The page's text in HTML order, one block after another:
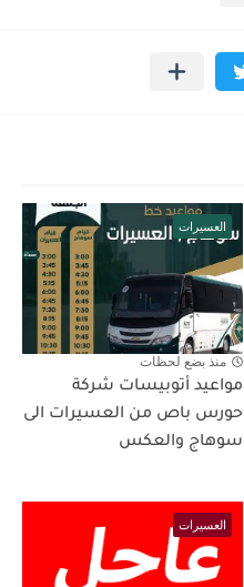
العسيرات
منذ بضع لحظات
مواعيد أتوبيسات شركة
حورس باص من العسيرات الى
سوهاج والعكس
العسيرات